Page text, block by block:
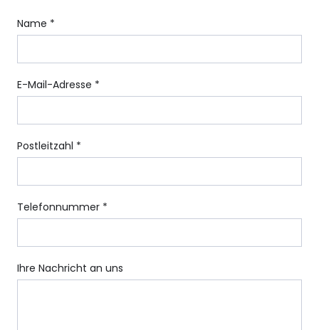
Name *
E-Mail-Adresse *
Postleitzahl *
Telefonnummer *
Ihre Nachricht an uns